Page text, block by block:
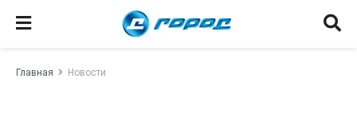
Главная Новости